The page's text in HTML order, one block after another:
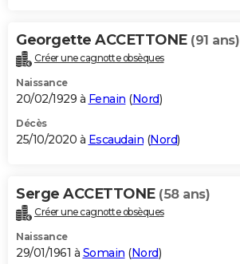
Bricolage
Lifestyle
Culture
Sport
Auto
Television
Voyage
Cinema
Georgette ACCETTONE (91 ans)
Créer une cagnotte obsèques
Naissance
20/02/1929 à Fenain (Nord)
Décès
25/10/2020 à Escaudain (Nord)
Serge ACCETTONE (58 ans)
Créer une cagnotte obsèques
Naissance
29/01/1961 à Somain (Nord)